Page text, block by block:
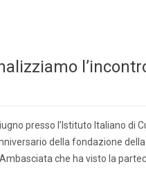
presso l’Istituto Italiano di
della fondazione
che ha visto la